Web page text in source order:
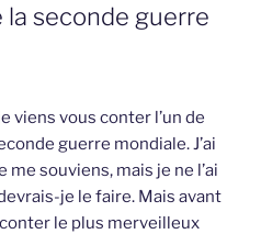
seconde guerre
viens vous conter l’un de
guerre mondiale. J’ai
souviens, mais je ne l’ai
je le faire. Mais avant
le plus merveilleux